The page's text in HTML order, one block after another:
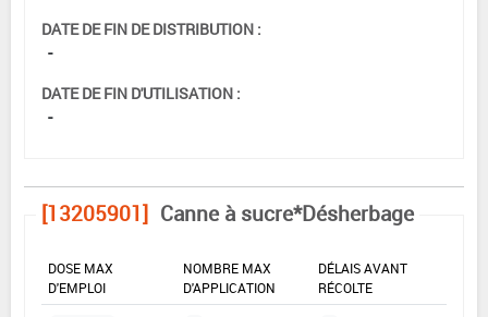
DATE DE FIN DE DISTRIBUTION :
-
DATE DE FIN D'UTILISATION :
-
[13205901] Canne à sucre*Désherbage
DOSE MAX
D'EMPLOI
NOMBRE MAX
D'APPLICATION
DÉLAIS AVANT
RÉCOLTE